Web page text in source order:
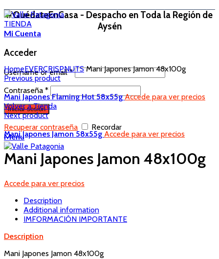
#QuédateEnCasa - Despacho en Toda la Región de
Aysén
TIENDA
Mi Cuenta
Acceder
Username or email*
Contraseña *
Iniciar sesión
Recuperar contraseña
Recordar
Menu
HomeEVERCRISPNUTSMani Japones Jamon 48x100g
Previous product
Mani Japones Flaming Hot 58x55gAccede para ver precios
Volver a Tienda
Next product
Mani Japones Jamon 58x55g Accede para ver precios
Mani Japones Jamon 48x100g
Accede para ver precios
Description
Additional information
IMFORMACIÓN IMPORTANTE
Description
Mani Japones Jamon 48x100g